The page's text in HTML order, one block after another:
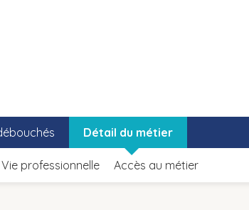
Détail du métier
Vie professionnelle Accès au métier